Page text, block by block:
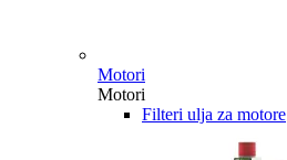
Motori
Motori
Filteri ulja za motore